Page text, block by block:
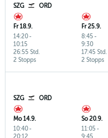
SZG ORD
Fr 18.9.
14:20-
10:15
2 Stopps
26:55 Std.
Fr 25.9.
8:45 -
9:30
2 Stopps
17:45 Std.
SZG ORD
Mo 14.9.
10:40-
20:12
So 20.9.
11:05 -
9:45